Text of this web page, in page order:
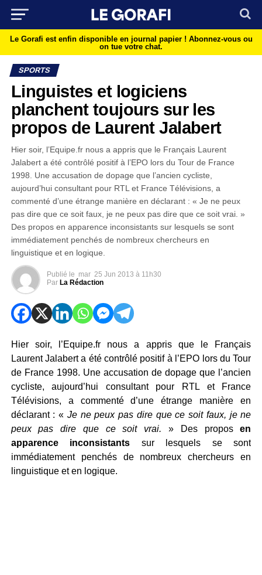
Le Gorafi est enfin disponible en journal papier ! Abonnez-vous ou
on tue votre chat.
SPORTS
Linguistes et logiciens
planchent toujours sur les
propos de Laurent Jalabert
Hier soir, l’Equipe.fr nous a appris que le Français Laurent
Jalabert a été contrôlé positif à l’EPO lors du Tour de France
1998. Une accusation de dopage que l’ancien cycliste,
aujourd’hui consultant pour RTL et France Télévisions, a
commenté d’une étrange manière en déclarant : « Je ne peux
pas dire que ce soit faux, je ne peux pas dire que ce soit vrai. »
Des propos en apparence inconsistants sur lesquels se sont
immédiatement penchés de nombreux chercheurs en
linguistique et en logique.
Publié le mar 25 Jun 2013 à 11h30
Par La Rédaction
Hier soir, l’Equipe.fr nous a appris que le Français
Laurent Jalabert a été contrôlé positif à l’EPO lors du Tour
de France 1998. Une accusation de dopage que l’ancien
cycliste, aujourd’hui consultant pour RTL et France
Télévisions, a commenté d’une étrange manière en
déclarant : « Je ne peux pas dire que ce soit faux, je ne
peux pas dire que ce soit vrai. » Des proposen
apparence inconsistants sur lesquels se sont
immédiatement penchés de nombreux chercheurs en
linguistique et en logique.